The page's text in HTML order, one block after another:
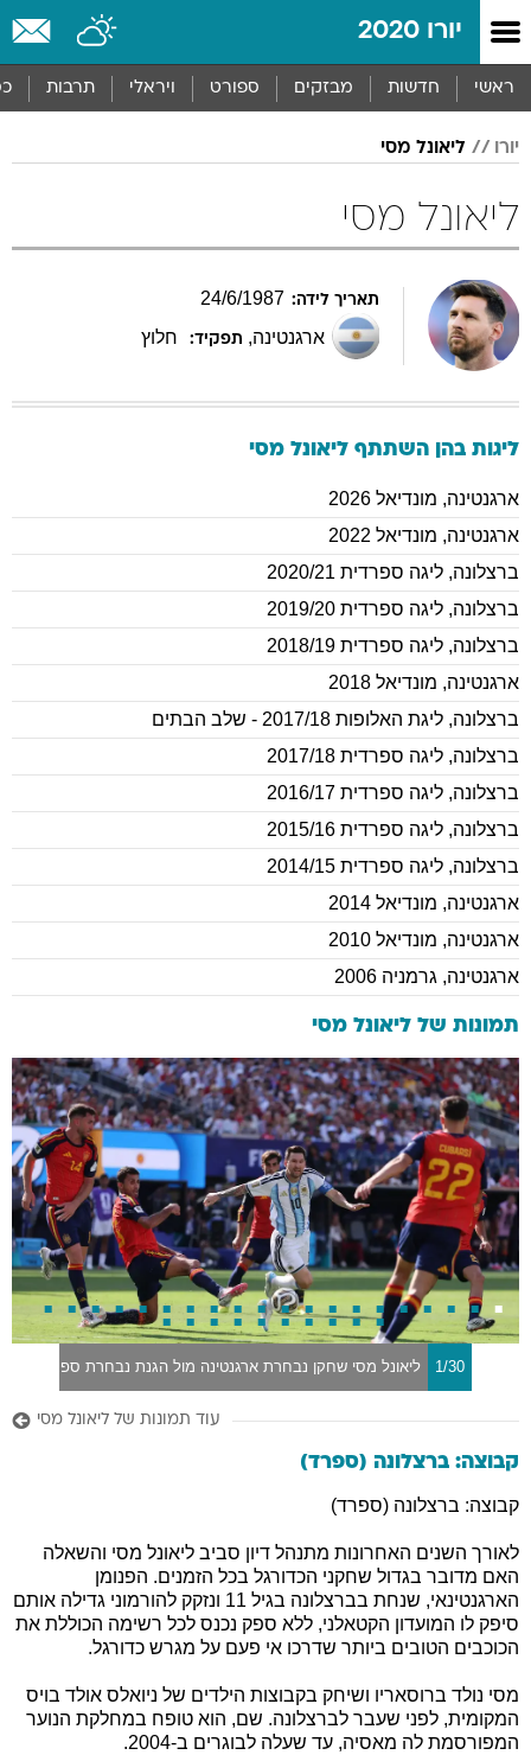
יורו 2020
ראשי חדשות מבזקים ספורט ויראלי תרבות
יורו ליאונל מסי
ליאונל מסי
תאריך לידה: 24/6/1987
ארגנטינה, תפקיד: חלוץ
ליגות בהן השתתף ליאונל מסי
ארגנטינה, מונדיאל 2026
ארגנטינה, מונדיאל 2022
ברצלונה, ליגה ספרדית 2020/21
ברצלונה, ליגה ספרדית 2019/20
ברצלונה, ליגה ספרדית 2018/19
ארגנטינה, מונדיאל 2018
ברצלונה, ליגת האלופות 2017/18 - שלב הבתים
ברצלונה, ליגה ספרדית 2017/18
ברצלונה, ליגה ספרדית 2016/17
ברצלונה, ליגה ספרדית 2015/16
ברצלונה, ליגה ספרדית 2014/15
ארגנטינה, מונדיאל 2014
ארגנטינה, מונדיאל 2010
ארגנטינה, גרמניה 2006
תמונות של ליאונל מסי
1/30 ליאונל מסי שחקן נבחרת ארגנטינה מול הגנת נבחרת ספרד
עוד תמונות של ליאונל מסי
קבוצה: ברצלונה (ספרד)
קבוצה: ברצלונה (ספרד)
לאורך השנים האחרונות מתנהל דיון סביב ליאונל מסי והשאלה
האם מדובר בגדול שחקני הכדורגל בכל הזמנים. הפנומן
הארגנטינאי, שנחת בברצלונה בגיל 11 ונזקק להורמוני גדילה אותם
סיפק לו המועדון הקטאלני, ללא ספק נכנס לכל רשימה הכוללת את
הכוכבים הטובים ביותר שדרכו אי פעם על מגרש כדורגל.
מסי נולד ברוסאריו ושיחק בקבוצות הילדים של ניואלס אולד בויס
המקומית, לפני שעבר לברצלונה. שם, הוא טופח במחלקת הנוער
המפורסמת לה מאסיה, עד שעלה לבוגרים ב-2004.